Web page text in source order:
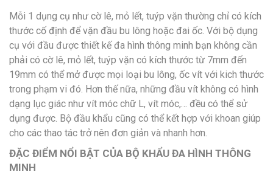
Mỗi 1 dụng cụ như cờ lê, mỏ lết, tuýp vặn thường chỉ có kích
thước cố định để vặn đầu bu lông hoặc đai ốc. Với bộ dụng
cụ với đầu được thiết kế đa hình thông minh bạn không cần
phải có cờ lê, mỏ lết, tuýp vặn có kích thước từ 7mm đến
19mm có thể mở được mọi loại bu lông, ốc vít với kich thước
trong phạm vi đó. Hơn thế nữa, những đầu vít không có hình
dạng lục giác như vít móc chữ L, vít móc,… đều có thể sử
dụng được. Bộ đầu khẩu cũng có thể kết hợp với khoan giúp
cho các thao tác trở nên đơn giản và nhanh hơn.
ĐẶC ĐIỂM NỔI BẬT CỦA BỘ KHẨU ĐA HÌNH THÔNG
MINH